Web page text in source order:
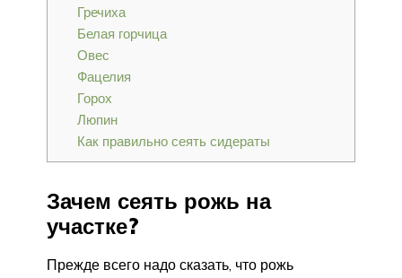
Гречиха
Белая горчица
Овес
Фацелия
Горох
Люпин
Как правильно сеять сидераты
Зачем сеять рожь на
участке?
Прежде всего надо сказать, что рожь